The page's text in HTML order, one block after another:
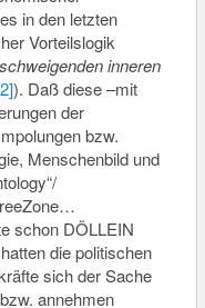
in den letzten
Vorteilslogik
inneren
). Daß diese –mit
der
bzw.
Menschenbild und
schon DÖLLEIN
die politischen
sich der Sache
annehmen